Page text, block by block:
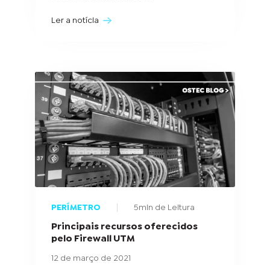
Ler a notícia
PERÍMETRO 5min de Leitura
Principais recursos oferecidos
pelo Firewall UTM
12 de março de 2021